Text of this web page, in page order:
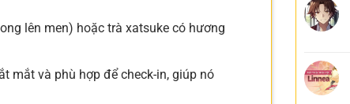
lên men) hoặc trà xatsuke có hương
mắt và phù hợp để check-in, giúp nó